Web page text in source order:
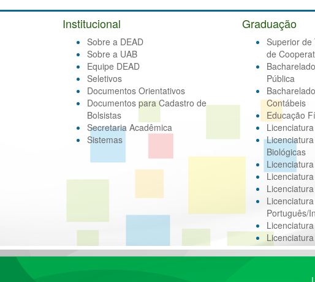
Institucional
Sobre a DEAD
Sobre a UAB
Equipe DEAD
Seletivos
Documentos Orientativos
Documentos para Cadastro de
Bolsistas
Secretaria Acadêmica
Sistemas
Graduação
Superior de
de
Pública
Contábeis
Educação
Biológicas
Português/